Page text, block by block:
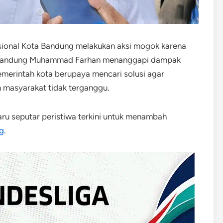
Kota Bandung melakukan aksi mogok karena
Muhammad Farhan menanggapi dampak
kota berupaya mencari solusi agar
tidak terganggu.
seputar peristiwa terkini untuk menambah
.